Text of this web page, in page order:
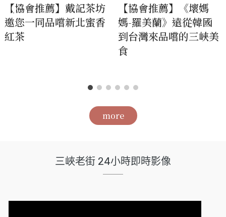
【協會推薦】戴記茶坊
邀您一同品嚐新北蜜香
紅茶
【協會推薦】《壞媽
媽-羅美蘭》遠從韓國
到台灣來品嚐的三峽美
食
more
三峽老街 24小時即時影像